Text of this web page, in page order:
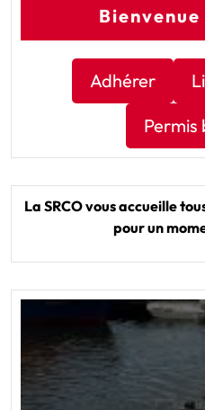
Bienvenue
Adhérer
Permis
La SRCO vous accueille
pour un